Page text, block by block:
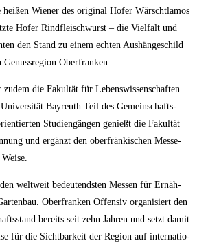
Wie­ner des ori­gi­nal Hofer Wärscht­la­mos
Hofer Rind­fleisch­wurst – die Viel­falt und
den Stand zu einem ech­ten Aus­hän­ge­schild
Oberfranken.
die Fakul­tät für Lebens­wis­sen­schaf­ten
Bay­reuth Teil des Gemein­schafts­
Stu­di­en­gän­gen genießt die Fakul­tät
und ergänzt den ober­frän­ki­schen Mes­se­
welt­weit bedeu­tends­ten Mes­sen für Ernäh­
Ober­fran­ken Offen­siv orga­ni­siert den
bereits seit zehn Jah­ren und setzt damit
für die Sicht­bar­keit der Regi­on auf inter­na­tio­